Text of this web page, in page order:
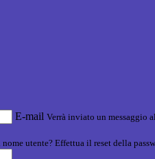
E-mail Verrà inviato un messaggio
utente? Effettua il reset della